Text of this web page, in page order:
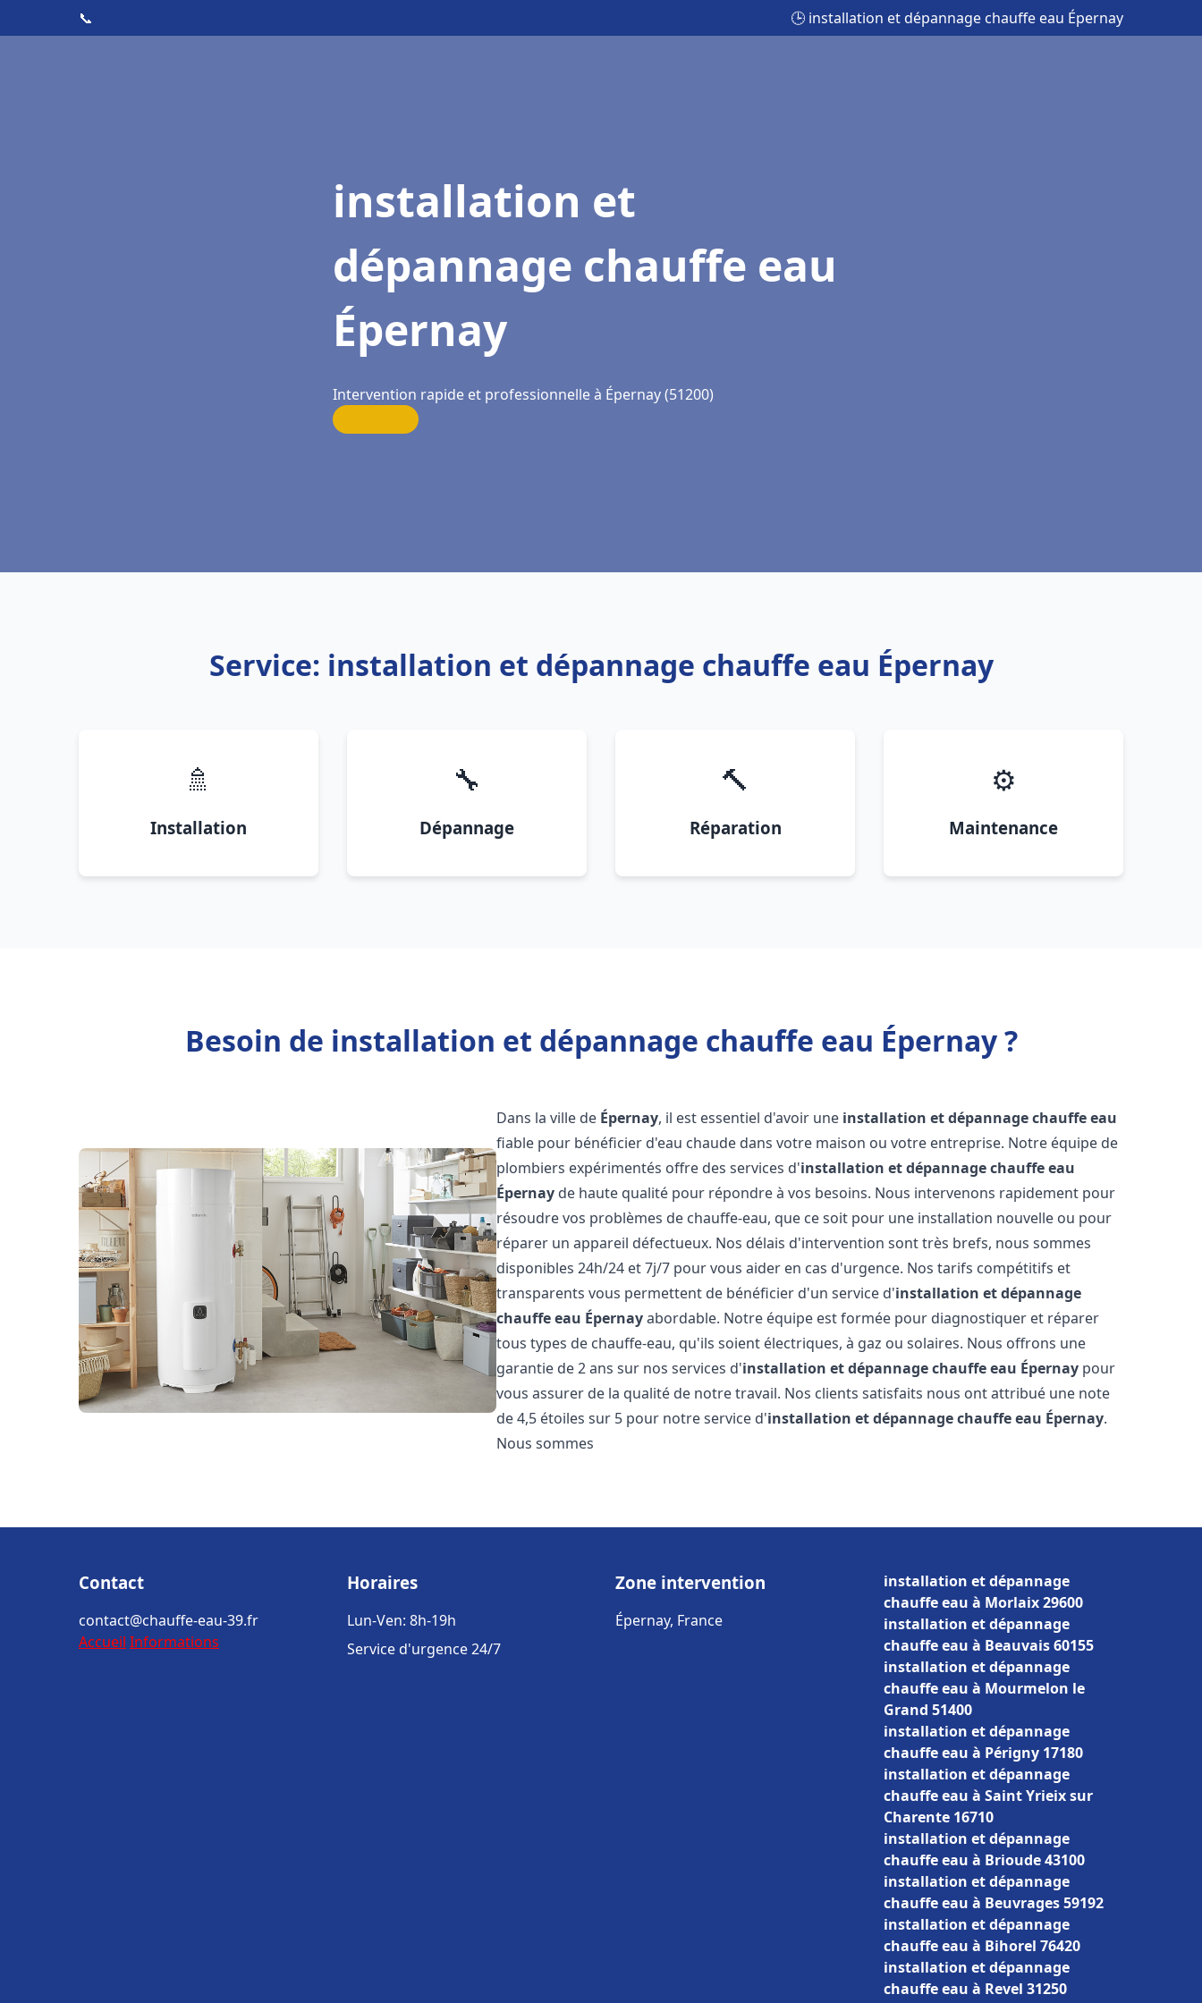
📞 🕒 installation et dépannage chauffe eau Épernay
installation et
dépannage chauffe eau
Épernay
Intervention rapide et professionnelle à Épernay (51200)
Service: installation et dépannage chauffe eau Épernay
🚿
Installation
🔧
Dépannage
🔨
Réparation
⚙️
Maintenance
Besoin de installation et dépannage chauffe eau Épernay ?
Dans la ville de Épernay, il est essentiel d'avoir une installation et dépannage chauffe eau
fiable pour bénéficier d'eau chaude dans votre maison ou votre entreprise. Notre équipe de
plombiers expérimentés offre des services d'installation et dépannage chauffe eau
Épernay de haute qualité pour répondre à vos besoins. Nous intervenons rapidement pour
résoudre vos problèmes de chauffe-eau, que ce soit pour une installation nouvelle ou pour
réparer un appareil défectueux. Nos délais d'intervention sont très brefs, nous sommes
disponibles 24h/24 et 7j/7 pour vous aider en cas d'urgence. Nos tarifs compétitifs et
transparents vous permettent de bénéficier d'un service d'installation et dépannage
chauffe eau Épernayabordable. Notre équipe est formée pour diagnostiquer et réparer
tous types de chauffe-eau, qu'ils soient électriques, à gaz ou solaires. Nous offrons une
garantie de 2 ans sur nos services d'installation et dépannage chauffe eau Épernay pour
vous assurer de la qualité de notre travail. Nos clients satisfaits nous ont attribué une note
de 4,5 étoiles sur 5 pour notre service d'installation et dépannage chauffe eau Épernay.
Nous sommes
Contact
contact@chauffe-eau-39.fr
Accueil Informations
Horaires
Lun-Ven: 8h-19h
Service d'urgence 24/7
Zone intervention
Épernay, France
installation et dépannage
chauffe eau à Morlaix 29600
installation et dépannage
chauffe eau à Beauvais 60155
installation et dépannage
chauffe eau à Mourmelon le
Grand 51400
installation et dépannage
chauffe eau à Périgny 17180
installation et dépannage
chauffe eau à Saint Yrieix sur
Charente 16710
installation et dépannage
chauffe eau à Brioude 43100
installation et dépannage
chauffe eau à Beuvrages 59192
installation et dépannage
chauffe eau à Bihorel 76420
installation et dépannage
chauffe eau à Revel 31250